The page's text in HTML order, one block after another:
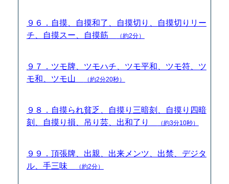
９６．自摸、自摸和了、自摸切り、自摸切りリー
チ、自摸スー、自摸筋
（約2分）
９７．ツモ牌、ツモハチ、ツモ平和、ツモ符、ツ
モ和、ツモ山
（約2分20秒）
９８．自摸られ貧乏、自摸り三暗刻、自摸り四暗
刻、自摸り損、吊り芸、出和了り
（約3分10秒）
９９．頂張牌、出親、出来メンツ、出禁、デジタ
ル、手三味
（約2分）